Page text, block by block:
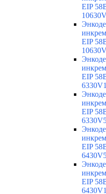
EIP
EIP
EIP
EIP
EIP
EIP